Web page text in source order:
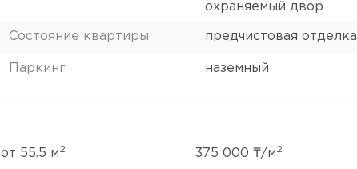
охраняемый двор
Состояние квартиры предчистовая отделка
Паркинг наземный
от 55.5 м2 375 000 ₸/м2